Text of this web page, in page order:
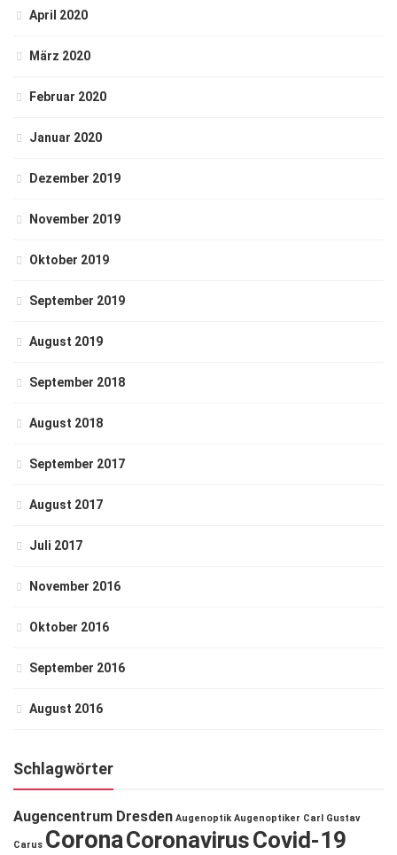
April 2020
März 2020
Februar 2020
Januar 2020
Dezember 2019
November 2019
Oktober 2019
September 2019
August 2019
September 2018
August 2018
September 2017
August 2017
Juli 2017
November 2016
Oktober 2016
September 2016
August 2016
Schlagwörter
Augencentrum Dresden Augenoptik Augenoptiker Carl Gustav
Carus CoronaCoronavirusCovid-19